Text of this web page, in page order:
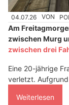
04.07.26 VON
Am
zwischen Murg
zwischen drei
Eine 20-jährige
verletzt.
Weiterlesen